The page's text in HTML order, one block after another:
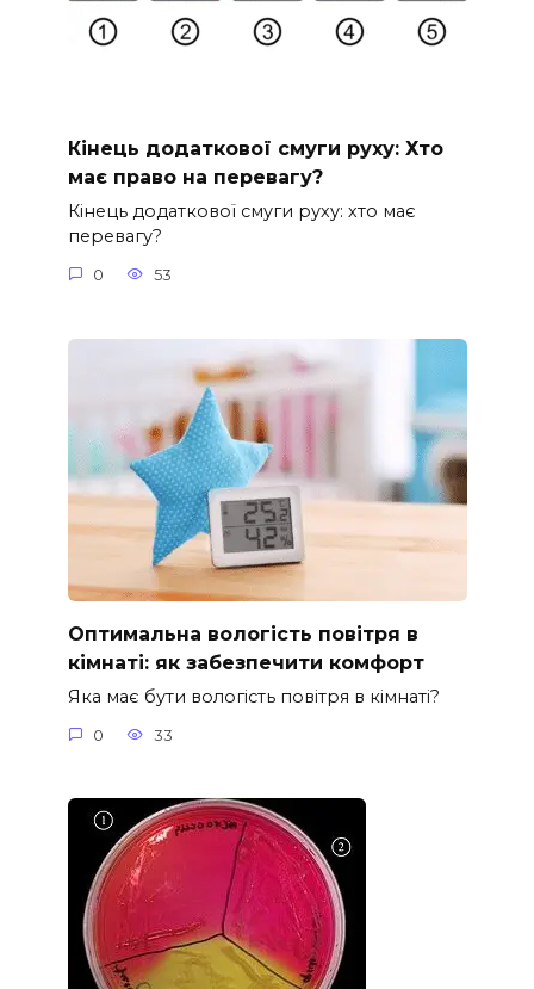
Кінець додаткової смуги руху: Хто
має право на перевагу?
Кінець додаткової смуги руху: хто має
перевагу?
0 53
Оптимальна вологість повітря в
кімнаті: як забезпечити комфорт
Яка має бути вологість повітря в кімнаті?
0 33